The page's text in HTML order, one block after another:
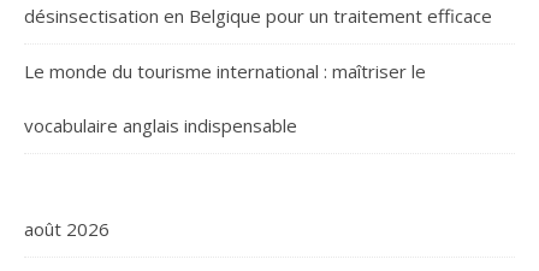
désinsectisation en Belgique pour un traitement efficace
Le monde du tourisme international : maîtriser le
vocabulaire anglais indispensable
août 2026